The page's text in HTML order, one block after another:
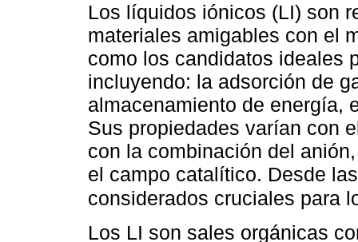
Los líquidos iónicos (LI) son
materiales amigables con el
como los candidatos ideales
incluyendo: la adsorción de
almacenamiento de energía,
Sus propiedades varían con
con la combinación del
el campo catalítico. Desde
considerados cruciales para
Los LI son sales orgánicas